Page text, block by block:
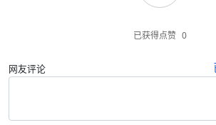
已获得点赞 0
网友评论